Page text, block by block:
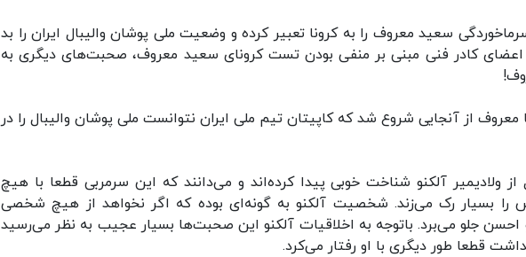
سعید معروف را به کرونا تعبیر کرده و وضعیت ملی پوشان والیبال ایران را بد
اعضای کادر فنی مبنی بر منفی بودن تست کرونای سعید معروف، صحبت‌های دیگری به
از آنجایی شروع شد که کاپیتان تیم ملی ایران نتوانست ملی پوشان والیبال را در
از ولادیمیر آلکنو شناخت خوبی پیدا کرده‌اند و می‌دانند که این سرمربی قطعا با هیچ
را بسیار رک می‌زند. شخصیت آلکنو به گونه‌ای بوده که اگر نخواهد از هیچ شخصی
احسن جلو می‌برد. باتوجه به اخلاقیات آلکنو این صحبت‌ها بسیار عجیب به نظر می‌رسید
قطعا طور دیگری با او رفتار می‌کرد.